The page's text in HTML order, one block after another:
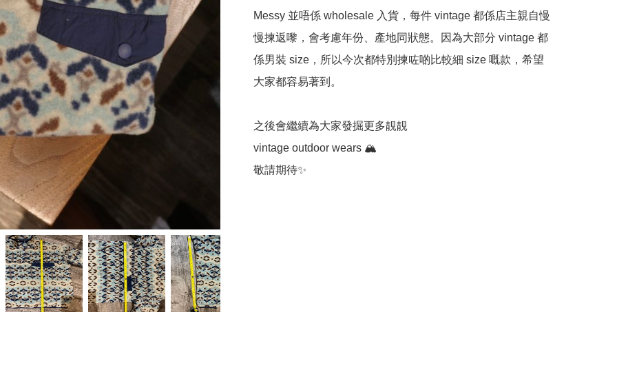
Messy 並唔係 wholesale 入貨，每件 vintage 都係店主親自慢
慢揀返嚟，會考慮年份、產地同狀態。因為大部分 vintage 都
係男裝 size，所以今次都特別揀咗啲比較細 size 嘅款，希望
大家都容易著到。
之後會繼續為大家發掘更多靚靚
vintage outdoor wears 🏔️
敬請期待✨